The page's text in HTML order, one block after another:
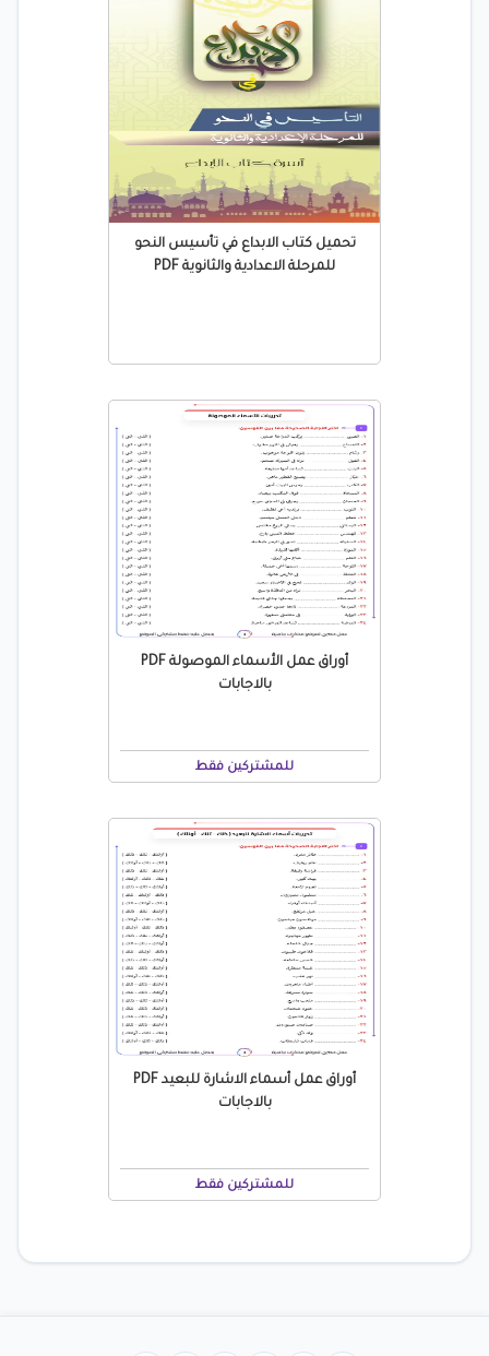
تحميل كتاب الابداع في تأسيس النحو
للمرحلة الاعدادية والثانوية PDF
أوراق عمل الأسماء الموصولة PDF
بالاجابات
للمشتركين فقط
أوراق عمل أسماء الاشارة للبعيد PDF
بالاجابات
للمشتركين فقط